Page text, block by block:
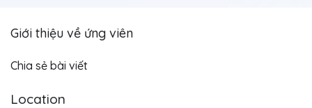
Giới thiệu về ứng viên
Chia sẻ bài viết
Location